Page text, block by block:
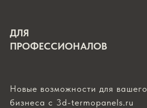
ДЛЯ
ПРОФЕССИОНАЛОВ
Новые возможности для вашего
бизнеса с 3d-termopanels.ru